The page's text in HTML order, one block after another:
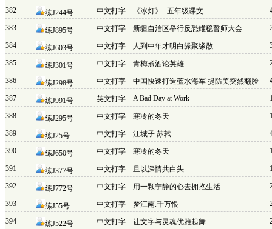
382 练J244号 中文打字 《冰灯》--五年级课文
383 练J895号 中文打字 新疆自治区举行反恐维稳誓师大会
384 练J603号 中文打字 人到中年才明白缘聚缘散
385 练J301号 中文打字 青梅煮酒论英雄
386 练J298号 中文打字 中国快速打造蓝水海军 提防美突然翻脸
387 练J991号 英文打字 A Bad Day at Work
388 练J295号 中文打字 寒冷的冬天
389 练J25号 中文打字 江城子.苏轼
390 练J650号 中文打字 寒冷的冬天
391 练J377号 中文打字 且以深情共白头
392 练J772号 中文打字 用一颗宁静的心去拥抱生活
393 练J55号 中文打字 梦江南.千万恨
394 练J522号 中文打字 让文字与灵魂优雅起舞